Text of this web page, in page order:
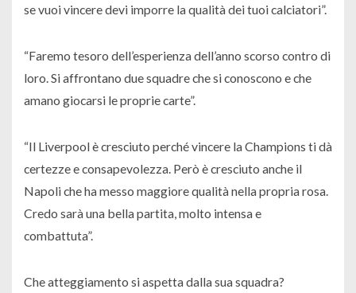
se vuoi vincere devi imporre la qualità dei tuoi calciatori”.
“Faremo tesoro dell’esperienza dell’anno scorso contro di
loro. Si affrontano due squadre che si conoscono e che
amano giocarsi le proprie carte”.
“Il Liverpool è cresciuto perché vincere la Champions ti dà
certezze e consapevolezza. Però è cresciuto anche il
Napoli che ha messo maggiore qualità nella propria rosa.
Credo sarà una bella partita, molto intensa e
combattuta”.
Che atteggiamento si aspetta dalla sua squadra?